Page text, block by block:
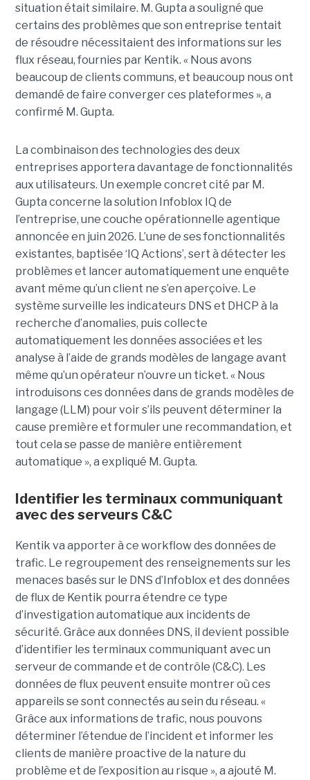
situation était similaire. M. Gupta a souligné que
certains des problèmes que son entreprise tentait
de résoudre nécessitaient des informations sur les
flux réseau, fournies par Kentik. « Nous avons
beaucoup de clients communs, et beaucoup nous ont
demandé de faire converger ces plateformes », a
confirmé M. Gupta.
La combinaison des technologies des deux
entreprises apportera davantage de fonctionnalités
aux utilisateurs. Un exemple concret cité par M.
Gupta concerne la solution Infoblox IQ de
l’entreprise, une couche opérationnelle agentique
annoncée en juin 2026. L’une de ses fonctionnalités
existantes, baptisée ‘IQ Actions’, sert à détecter les
problèmes et lancer automatiquement une enquête
avant même qu’un client ne s’en aperçoive. Le
système surveille les indicateurs DNS et DHCP à la
recherche d’anomalies, puis collecte
automatiquement les données associées et les
analyse à l’aide de grands modèles de langage avant
même qu’un opérateur n’ouvre un ticket. « Nous
introduisons ces données dans de grands modèles de
langage (LLM) pour voir s’ils peuvent déterminer la
cause première et formuler une recommandation, et
tout cela se passe de manière entièrement
automatique », a expliqué M. Gupta.
Identifier les terminaux communiquant
avec des serveurs C&C
Kentik va apporter à ce workflow des données de
trafic. Le regroupement des renseignements sur les
menaces basés sur le DNS d’Infoblox et des données
de flux de Kentik pourra étendre ce type
d’investigation automatique aux incidents de
sécurité. Grâce aux données DNS, il devient possible
d’identifier les terminaux communiquant avec un
serveur de commande et de contrôle (C&C). Les
données de flux peuvent ensuite montrer où ces
appareils se sont connectés au sein du réseau. «
Grâce aux informations de trafic, nous pouvons
déterminer l’étendue de l’incident et informer les
clients de manière proactive de la nature du
problème et de l’exposition au risque », a ajouté M.